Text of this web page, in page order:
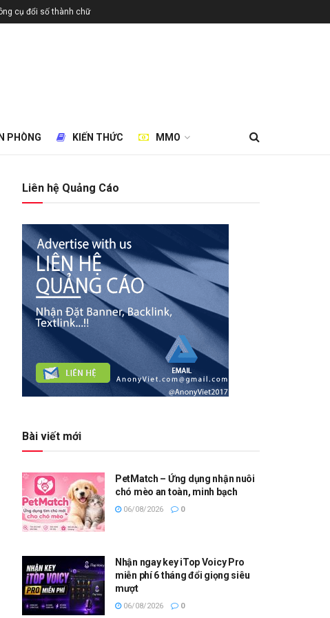
cụ đổi số thành chữ
PHÒNG KIẾN THỨC MMO
Liên hệ Quảng Cáo
Bài viết mới
PetMatch – Ứng dụng nhận nuôi
chó mèo an toàn, minh bạch
06/08/2026 0
Nhận ngay key iTop Voicy Pro
miễn phí 6 tháng đổi giọng siêu
mượt
06/08/2026 0